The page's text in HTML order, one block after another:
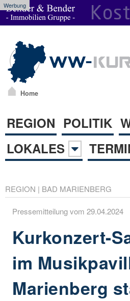
Werbung
Home
REGION POLITIK
LOKALES
REGION | BAD MARIENBERG
Pressemitteilung vom
Kurkonzert-
im
Marienberg